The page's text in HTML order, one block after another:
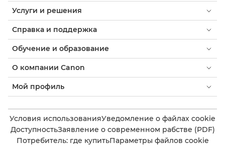
Услуги и решения
Справка и поддержка
Обучение и образование
О компании Canon
Мой профиль
Условия использованияУведомление о файлах cookie
ДоступностьЗаявление о современном рабстве (PDF)
Потребитель: где купитьПараметры файлов cookie